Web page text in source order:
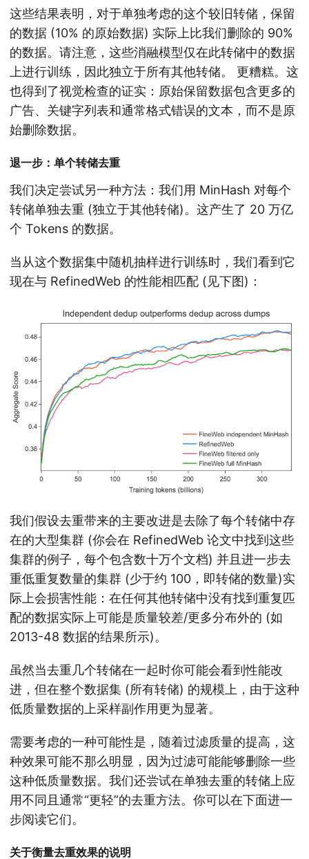
这些结果表明，对于单独考虑的这个较旧转储，保留
的数据 (10% 的原始数据) 实际上比我们删除的 90%
的数据。 请注意，这些消融模型仅在此转储中的数据
上进行训练，因此独立于所有其他转储。
更糟糕。这
也得到了视觉检查的证实：原始保留数据包含更多的
广告、关键字列表和通常格式错误的文本，而不是原
始删除数据。
退一步：单个转储去重
我们决定尝试另一种方法：我们用 MinHash 对每个
转储单独去重 (独立于其他转储)。这产生了 20 万亿
个 Tokens 的数据。
当从这个数据集中随机抽样进行训练时，我们看到它
现在与 RefinedWeb 的性能相匹配 (见下图)：
我们假设去重带来的主要改进是去除了每个转储中存
在的大型集群 (你会在 RefinedWeb 论文中找到这些
集群的例子，每个包含数十万个文档) 并且进一步去
重低重复数量的集群 (少于约 100，即转储的数量)实
际上会损害性能：在任何其他转储中没有找到重复匹
配的数据实际上可能是质量较差/更多分布外的 (如
2013-48 数据的结果所示)。
虽然当去重几个转储在一起时你可能会看到性能改
进，但在整个数据集 (所有转储) 的规模上，由于这种
低质量数据的上采样副作用更为显著。
需要考虑的一种可能性是，随着过滤质量的提高，这
种效果可能不那么明显，因为过滤可能能够删除一些
这种低质量数据。我们还尝试在单独去重的转储上应
用不同且通常“更轻”的去重方法。你可以在下面进一
步阅读它们。
关于衡量去重效果的说明